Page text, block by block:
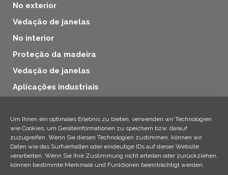
Um Ihnen ein optimales Erlebnis zu bieten, verwenden wir Technologien
wie Cookies, um Geräteinformationen zu speichern bzw. darauf
zuzugreifen. Wenn Sie diesen Technologien zustimmen, können wir
Daten wie das Surfverhalten oder eindeutige IDs auf dieser Website
verarbeiten. Wenn Sie Ihre Zustimmung nicht erteilen oder zurückziehen,
können bestimmte Merkmale und Funktionen beeinträchtigt werden.
No exterior
Vedação de janelas
No interior
Proteção da madeira
Vedação de janelas
Aplicações industriais
Produtos adicionais
Aplicações industriais
Produtos adicionais